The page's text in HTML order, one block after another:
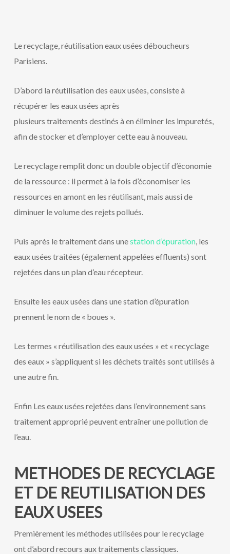
Le recyclage, réutilisation eaux usées déboucheurs
Parisiens.
D’abord la réutilisation des eaux usées, consiste à
récupérer les eaux usées après
plusieurs traitements destinés à en éliminer les impuretés,
afin de stocker et d’employer cette eau à nouveau.
Le recyclage remplit donc un double objectif d’économie
de la ressource : il permet à la fois d’économiser les
ressources en amont en les réutilisant, mais aussi de
diminuer le volume des rejets pollués.
Puis après le traitement dans unestation d’épuration, les
eaux usées traitées (également appelées effluents) sont
rejetées dans un plan d’eau récepteur.
Ensuite les eaux usées dans une station d’épuration
prennent le nom de « boues ».
Les termes « réutilisation des eaux usées » et « recyclage
des eaux » s’appliquent si les déchets traités sont utilisés à
une autre fin.
Enfin Les eaux usées rejetées dans l’environnement sans
traitement approprié peuvent entraîner une pollution de
l’eau.
METHODES DE RECYCLAGE
ET DE REUTILISATION DES
EAUX USEES
Premièrement les méthodes utilisées pour le recyclage
ont d’abord recours aux traitements classiques.